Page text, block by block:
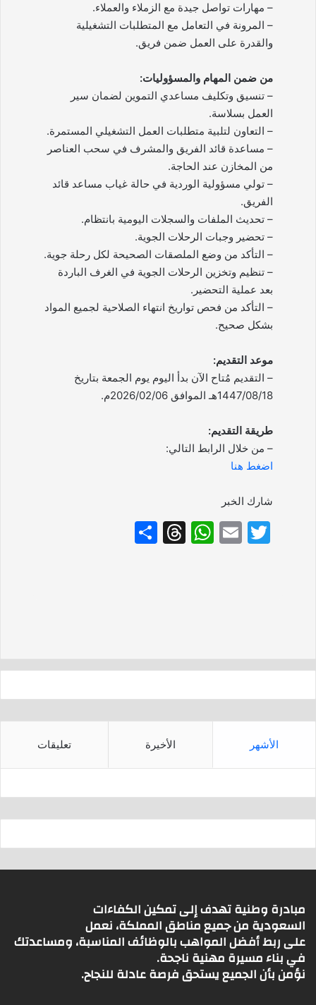
– مهارات تواصل جيدة مع الزملاء والعملاء.
– المرونة في التعامل مع المتطلبات التشغيلية
والقدرة على العمل ضمن فريق.
من ضمن المهام والمسؤوليات:
– تنسيق وتكليف مساعدي التموين لضمان سير
العمل بسلاسة.
– التعاون لتلبية متطلبات العمل التشغيلي المستمرة.
– مساعدة قائد الفريق والمشرف في سحب العناصر
من المخازن عند الحاجة.
– تولي مسؤولية الوردية في حالة غياب مساعد قائد
الفريق.
– تحديث الملفات والسجلات اليومية بانتظام.
– تحضير وجبات الرحلات الجوية.
– التأكد من وضع الملصقات الصحيحة لكل رحلة جوية.
– تنظيم وتخزين الرحلات الجوية في الغرف الباردة
بعد عملية التحضير.
– التأكد من فحص تواريخ انتهاء الصلاحية لجميع المواد
بشكل صحيح.
موعد التقديم:
– التقديم مُتاح الآن بدأ اليوم يوم الجمعة بتاريخ
1447/08/18هـ الموافق 2026/02/06م.
طريقة التقديم:
– من خلال الرابط التالي:
اضغط هنا
شارك الخبر
T
E
W
p
T
الأشهر الأخيرة تعليقات
مبادرة وطنية تهدف إلى تمكين الكفاءات
السعودية من جميع مناطق المملكة، نعمل
على ربط أفضل المواهب بالوظائف المناسبة، ومساعدتك
في بناء مسيرة مهنية ناجحة.
نؤمن بأن الجميع يستحق فرصة عادلة للنجاح.